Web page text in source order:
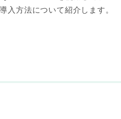
入方法について紹介します。